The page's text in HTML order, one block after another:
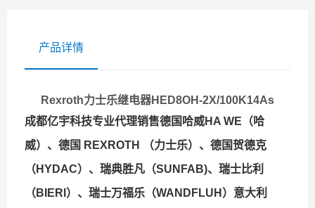
产品详情
Rexroth力士乐继电器HED8OH-2X/100K14As
成都亿宇科技专业代理销售德国哈威HA WE（哈
威）、德国 REXROTH （力士乐）、德国贺德克
（HYDAC）、瑞典胜凡（SUNFAB)、瑞士比利
（BIERI）、瑞士万福乐（WANDFLUH）意大利